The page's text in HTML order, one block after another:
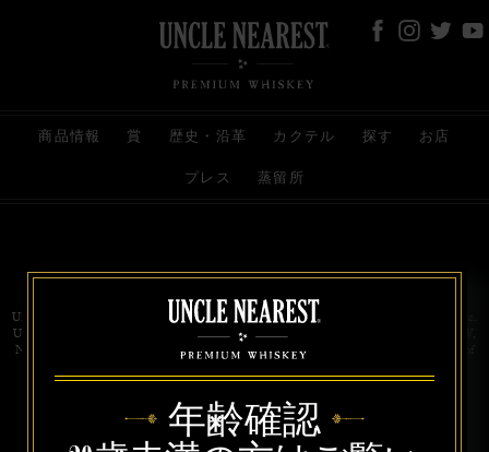
商品情報 賞 歴史・沿革 カクテル 探す お店
プレス 蒸留所
お問い合わせ 代理店 規約と条件
プライバシー
Uncle Nearest Premium Whiskey is wholly and independently owned by Uncle Nearest, Inc.
UNCLE NEAREST, THE BEST WHISKEY MAKER THE WORLD NEVER KNEW,
NATHAN GREEN, NEAREST GREEN, and DRINK HONORABLY are trademarks of
年齢確認